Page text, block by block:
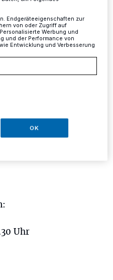
der städtische
freitags wieder um
ist der Recyclinghof
dem Ende der
wieder eine Stunde früher
Uhr
Endgeräteeigenschaften zur
von oder Zugriff auf
Werbung und
und der Performance von
Entwicklung und Verbesserung
OK